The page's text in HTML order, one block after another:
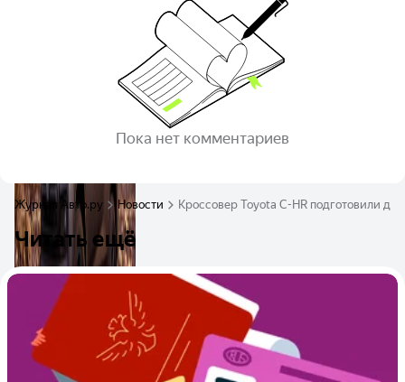
Пока нет комментариев
Журнал Авто.ру Новости Кроссовер Toyota C-HR подготовили
Читать ещё